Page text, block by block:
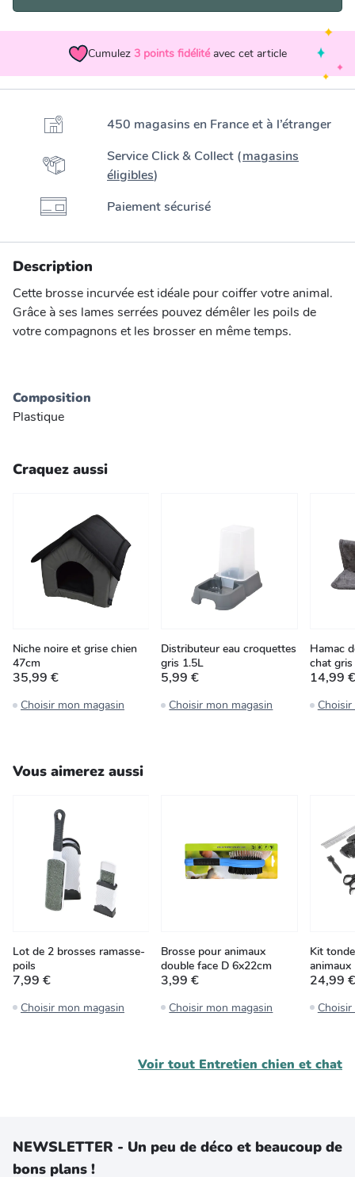
Cumulez 3 points fidélité avec cet article
450 magasins en France et à l’étranger
Service Click & Collect (magasins
éligibles)
Paiement sécurisé
Description
Cette brosse incurvée est idéale pour coiffer votre animal.
Grâce à ses lames serrées pouvez démêler les poils de
votre compagnons et les brosser en même temps.
Composition
Plastique
Craquez aussi
Niche noire et grise chien
47cm
35,99 €
Choisir mon magasin
Distributeur eau croquettes
gris 1.5L
5,99 €
Choisir mon magasin
Hamac
chat
14,99 €
Vous aimerez aussi
Lot de 2 brosses ramasse-
poils
7,99 €
Choisir mon magasin
Brosse pour animaux
double face D 6x22cm
3,99 €
Choisir mon magasin
Kit
animaux
24,99 €
Voir tout Entretien chien et chat
NEWSLETTER - Un peu de déco et beaucoup de
bons plans !